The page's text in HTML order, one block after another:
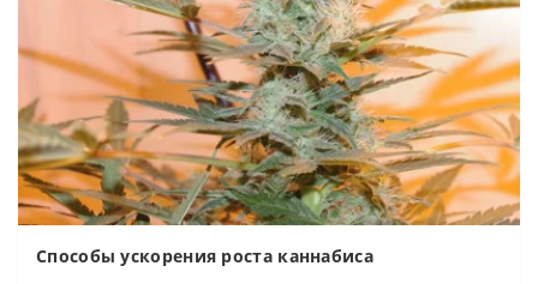
Способы ускорения роста каннабиса